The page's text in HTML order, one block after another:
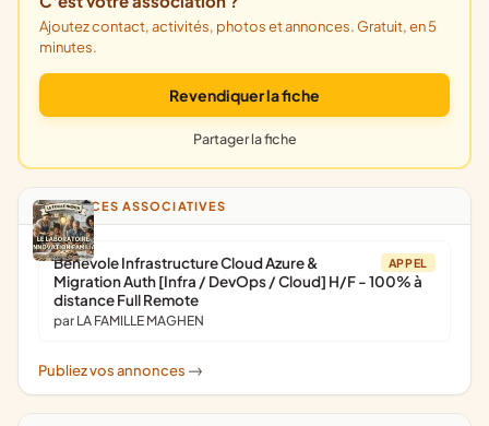
Ajoutez contact, activités, photos et annonces. Gratuit, en 5
minutes.
Revendiquer la fiche
Partager la fiche
ANNONCES ASSOCIATIVES
APPEL
Bénévole Infrastructure Cloud Azure &
Migration Auth [Infra / DevOps / Cloud] H/F - 100% à
distance Full Remote
par LA FAMILLE MAGHEN
Publiez vos annonces ->